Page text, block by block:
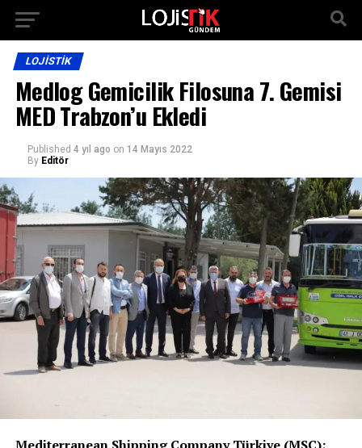
LOJISTIK
Medlog Gemicilik Filosuna 7. Gemisi
MED Trabzon’u Ekledi
Published 4 yıl ago on 14 Mayıs 2022
By Editör